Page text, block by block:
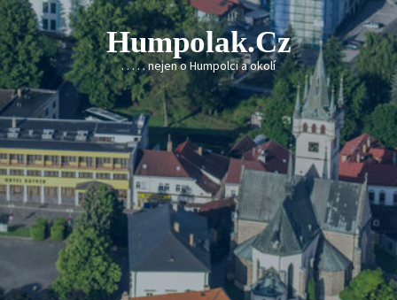
Skip
to
content
Humpolak.cz
. . . . . nejen o Humpolci a okolí